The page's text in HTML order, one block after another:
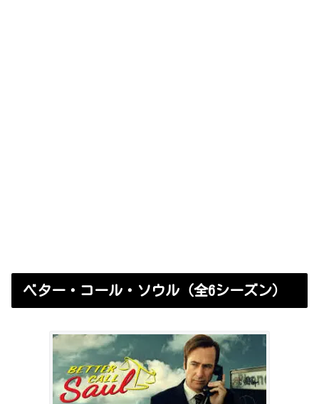
ベター・コール・ソウル（全6シーズン）